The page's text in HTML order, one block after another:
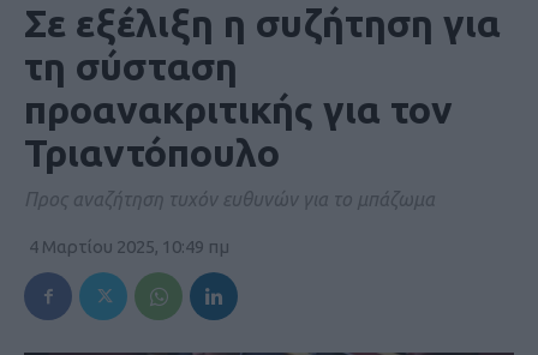
Σε εξέλιξη η συζήτηση για
τη σύσταση
προανακριτικής για τον
Τριαντόπουλο
Προς αναζήτηση τυχόν ευθυνών για το μπάζωμα
4 Μαρτίου 2025, 10:49 πμ